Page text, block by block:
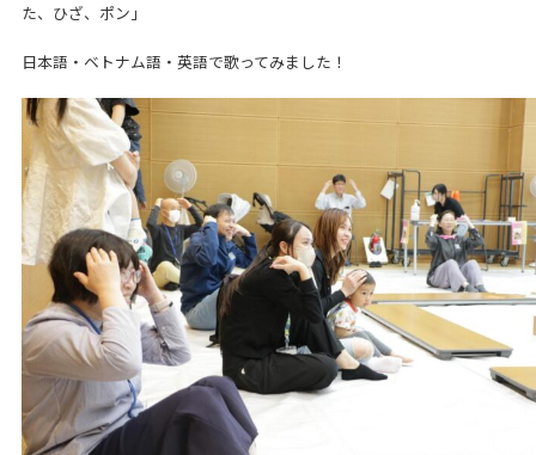
た、ひざ、ポン」
日本語・ベトナム語・英語で歌ってみました！